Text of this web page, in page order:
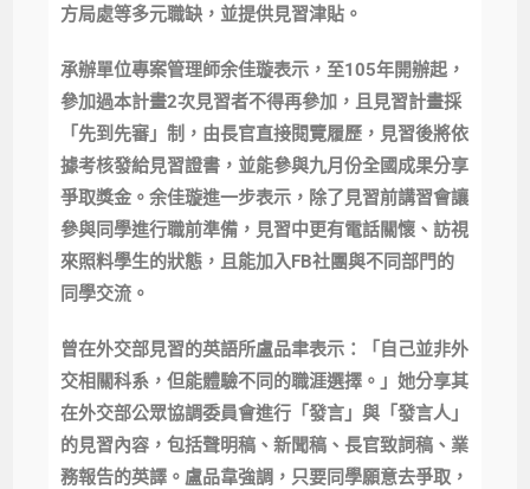
方局處等多元職缺，並提供見習津貼。
承辦單位專案管理師余佳璇表示，至105年開辦起，
參加過本計畫2次見習者不得再參加，且見習計畫採
「先到先審」制，由長官直接閱覽履歷，見習後將依
據考核發給見習證書，並能參與九月份全國成果分享
爭取獎金。余佳璇進一步表示，除了見習前講習會讓
參與同學進行職前準備，見習中更有電話關懷、訪視
來照料學生的狀態，且能加入FB社團與不同部門的
同學交流。
曾在外交部見習的英語所盧品聿表示：「自己並非外
交相關科系，但能體驗不同的職涯選擇。」她分享其
在外交部公眾協調委員會進行「發言」與「發言人」
的見習內容，包括聲明稿、新聞稿、長官致詞稿、業
務報告的英譯。盧品韋強調，只要同學願意去爭取，